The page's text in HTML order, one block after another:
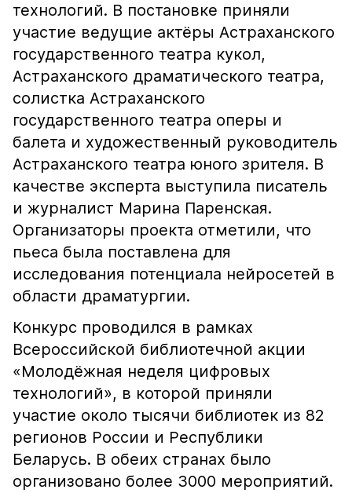
технологий. В постановке приняли
участие ведущие актёры Астраханского
государственного театра кукол,
Астраханского драматического театра,
солистка Астраханского
государственного театра оперы и
балета и художественный руководитель
Астраханского театра юного зрителя. В
качестве эксперта выступила писатель
и журналист Марина Паренская.
Организаторы проекта отметили, что
пьеса была поставлена для
исследования потенциала нейросетей в
области драматургии.
Конкурс проводился в рамках
Всероссийской библиотечной акции
«Молодёжная неделя цифровых
технологий», в которой приняли
участие около тысячи библиотек из 82
регионов России и Республики
Беларусь. В обеих странах было
организовано более 3000 мероприятий.